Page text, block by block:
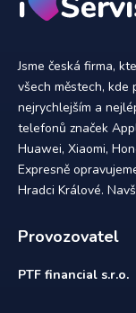
Jsme česká firma,
všech městech, kde
nejrychlejším a
telefonů značek
Huawei, Xiaomi,
Expresně
Hradci Králové.
Provozovatel
PTF financial s.r.o.